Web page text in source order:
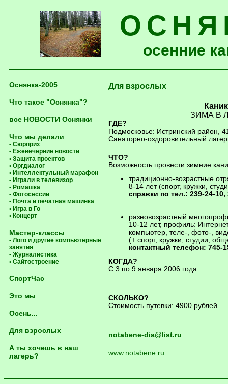
осенние
Оснянка-2005
Что такое "Оснянка"?
все НОВОСТИ Оснянки
Что мы делали
• Сюрприз
• Ежевечерние новости
• Защита проектов
• Оргдиалог
• Интеллектульный марафон
• Играли в телевизор
• Ромашка
• Фотосессии
• Почта и печатная машинка
• Игра в Го
• Концерт
Мастер-классы
• Лого и другие компьютерные
занятия
• Журналистика
• Сайтостроение
СпортЧас
Это мы
Осень...
Для взрослых
А ты хочешь в наш
лагерь?
Для взрослых
ЗИМА В
ГДЕ?
Подмосковье: Истринский район,
Санаторно-оздоровительный
ЧТО?
Возможность провести зимние
традиционно-возрастные
8-14 лет (спорт, кружки,
справки по тел.: 239-24-10,
разновозрастный
10-12 лет, профиль:
компьютер, теле-, фото-,
(+ спорт, кружки, студии,
контактный телефон: 745-
КОГДА?
С 3 по 9 января 2006 года
СКОЛЬКО?
Стоимость путевки: 4900 рублей
notabene-dia@list.ru
www.notabene.ru